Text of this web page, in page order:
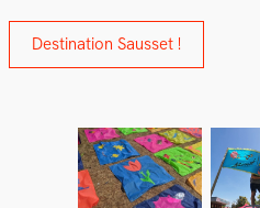
Des­ti­na­tion Saus­set !